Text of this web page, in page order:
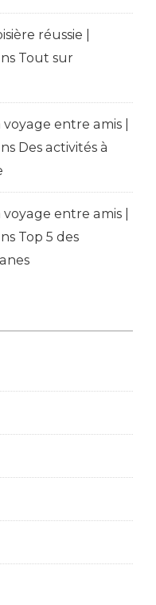
réussie |
Tout sur
entre amis |
Des activités à
entre amis |
Top 5 des